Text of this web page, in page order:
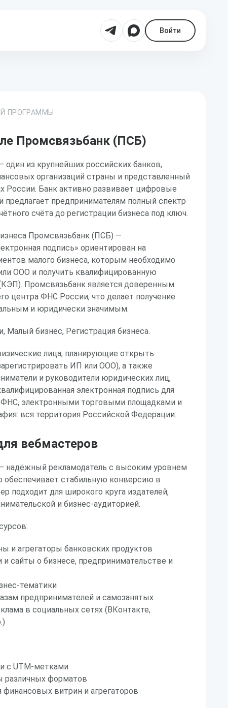
Войти
ПРОГРАММЫ
Промсвязьбанк (ПСБ)
из крупнейших российских банков,
организаций страны и представленный
России. Банк активно развивает цифровые
предлагает предпринимателям полный спектр
счёта до регистрации бизнеса под ключ.
Промсвязьбанк (ПСБ) —
подпись» ориентирован на
малого бизнеса, которым необходимо
ООО и получить квалифицированную
Промсвязьбанк является доверенным
центра ФНС России, что делает получение
и юридически значимым.
Малый бизнес, Регистрация бизнеса.
лица, планирующие открыть
ИП или ООО), а также
и руководители юридических лиц,
электронная подпись для
ФНС, электронными торговыми площадками и
вся территория Российской Федерации.
вебмастеров
надёжный рекламодатель с высоким уровнем
обеспечивает стабильную конверсию в
подходит для широкого круга издателей,
и бизнес-аудиторией.
и агрегаторы банковских продуктов
и сайты о бизнесе, предпринимательстве и
тематики
предпринимателей и самозанятых
в социальных сетях (ВКонтакте,
с UTM-метками
различных форматов
витрин и агрегаторов